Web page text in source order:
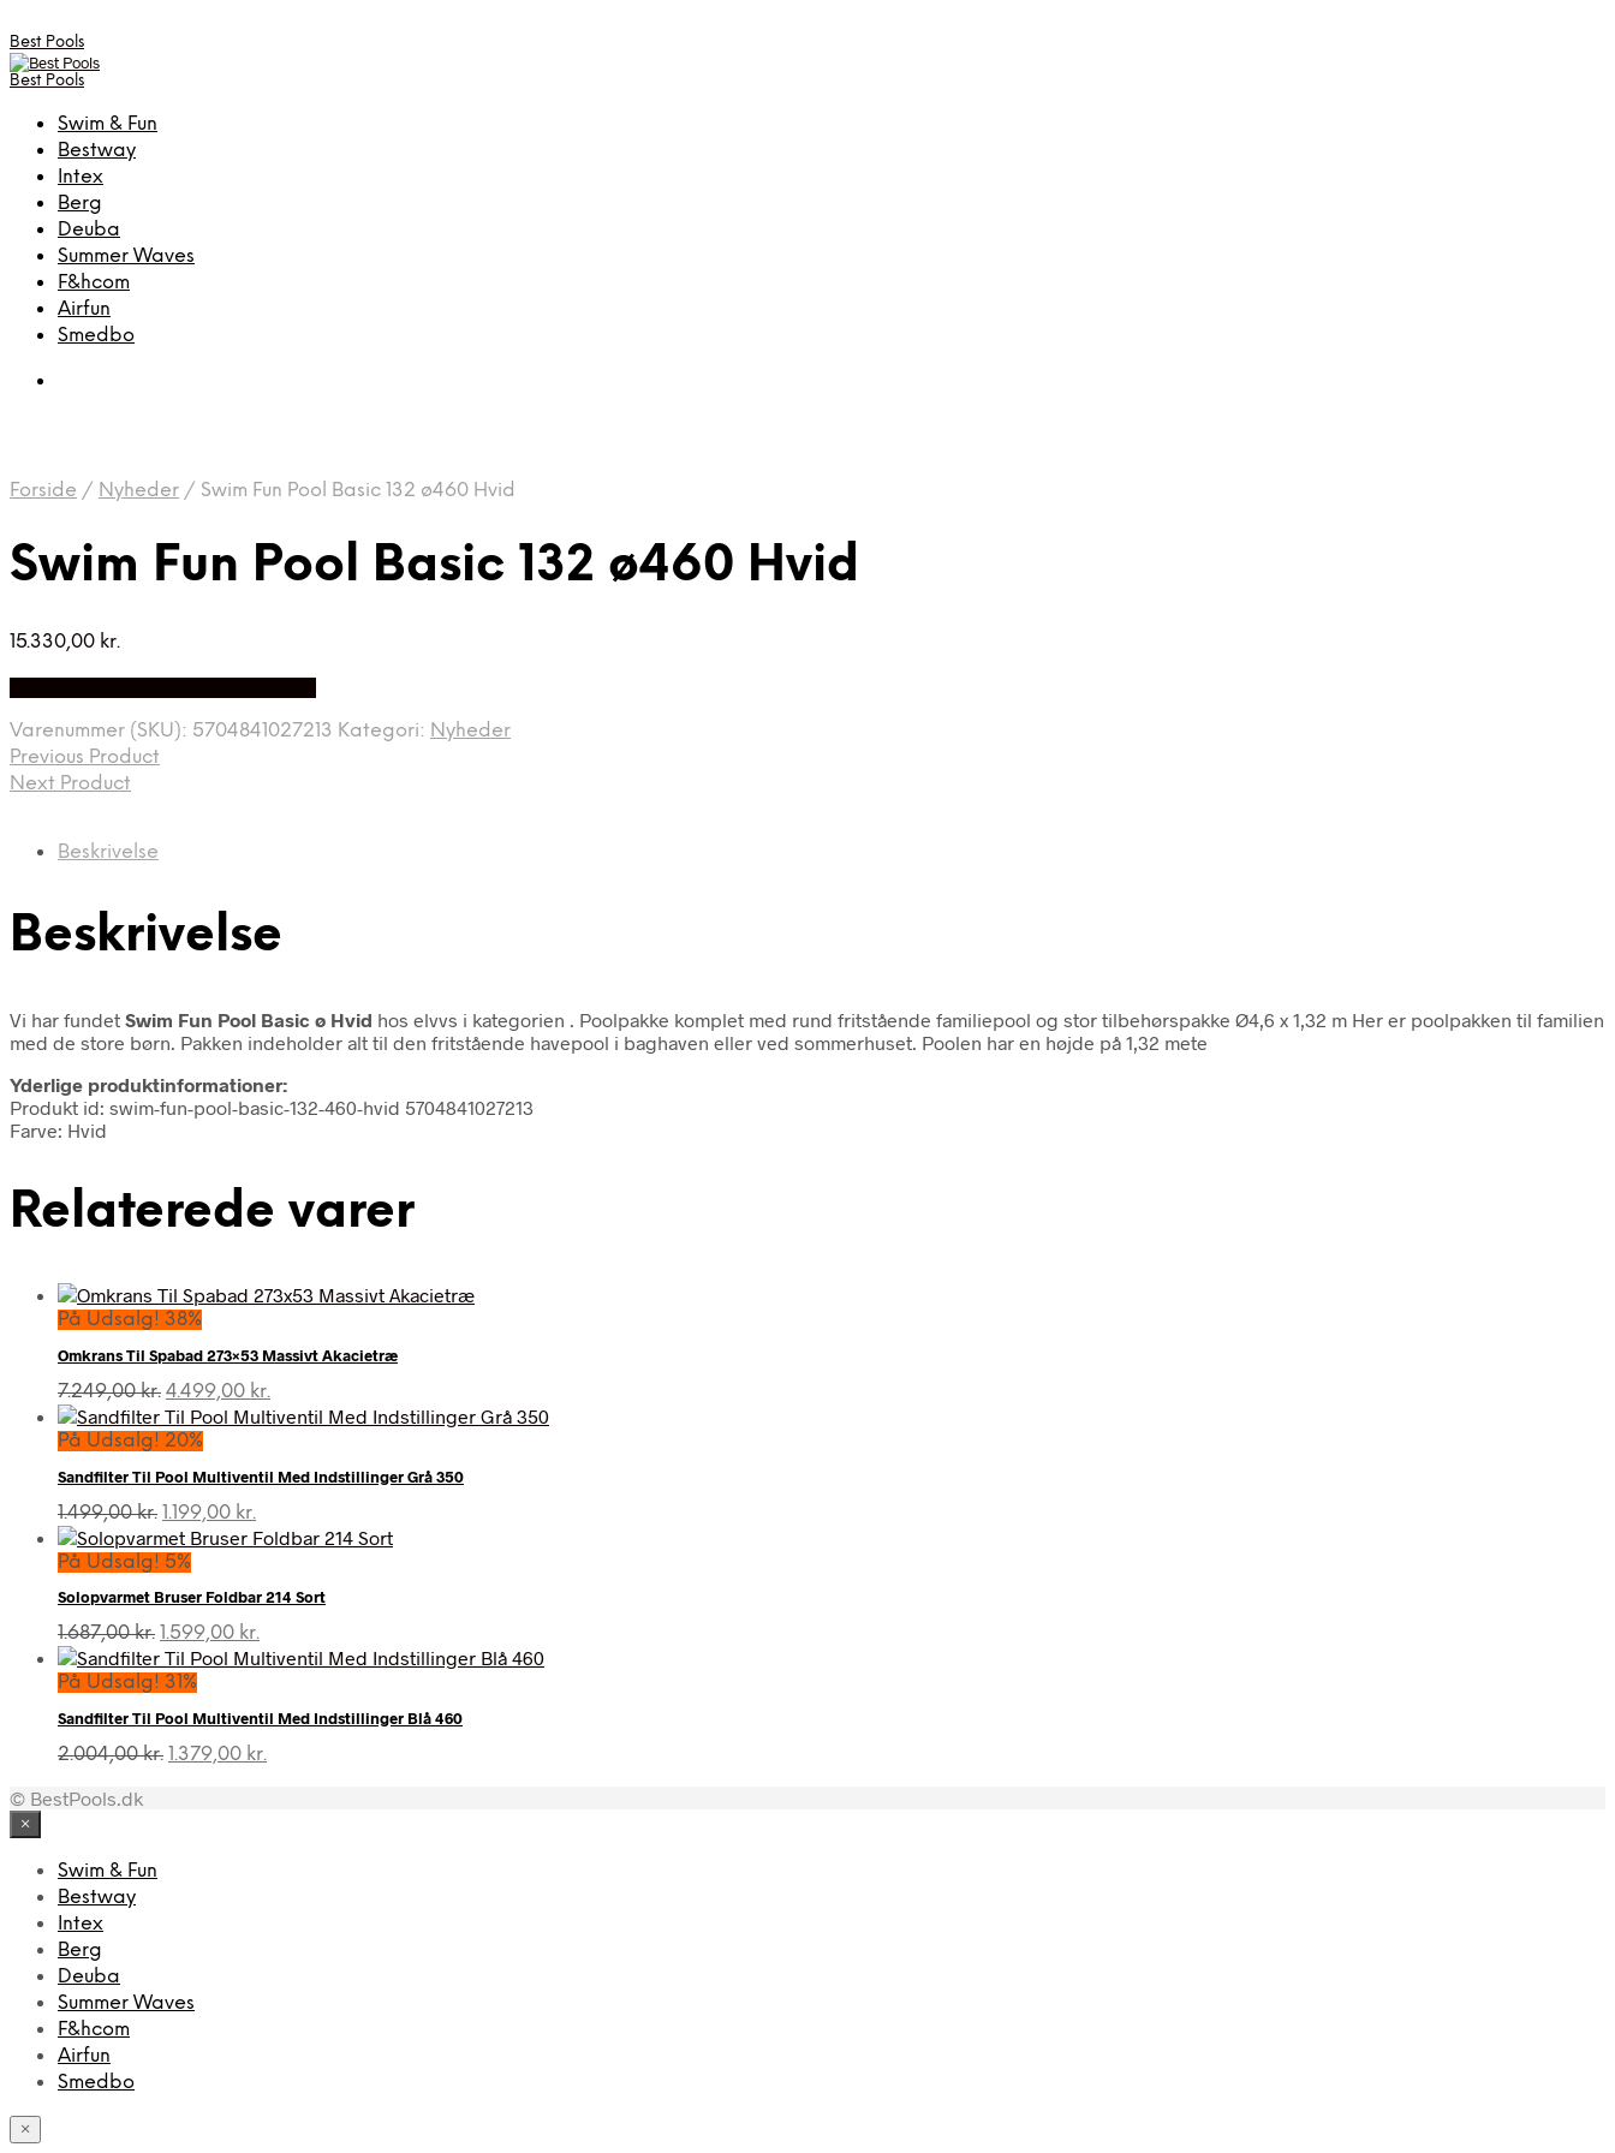
Best Pools
Best Pools
Swim & Fun
Bestway
Intex
Berg
Deuba
Summer Waves
F&hcom
Airfun
Smedbo
Forside / Nyheder / Swim Fun Pool Basic 132 ø460 Hvid
Swim Fun Pool Basic 132 ø460 Hvid
15.330,00 kr.
Varenummer (SKU): 5704841027213 Kategori: Nyheder
Previous Product
Next Product
Beskrivelse
Beskrivelse
Vi har fundet Swim Fun Pool Basic ø Hvid hos elvvs i kategorien
. Poolpakke komplet med rund fritstående familiepool og stor tilbehørspakke Ø4,6 x 1,32 m Her er poolpakken til familien
med de store børn. Pakken indeholder alt til den fritstående havepool i baghaven eller ved sommerhuset. Poolen har en højde på 1,32 mete
Yderlige produktinformationer:
Produkt id: swim-fun-pool-basic-132-460-hvid 5704841027213
Farve: Hvid
Relaterede varer
På Udsalg! 38%
Omkrans Til Spabad 273×53 Massivt Akacietræ
7.249,00kr. Den
oprindelige
pris
7.249,00 kr..
4.499,00 kr.
aktuelle
4.499,00 kr..
På Udsalg! 20%
Sandfilter Til Pool Multiventil Med Indstillinger Grå 350
1.499,00kr. Den
oprindelige
pris
1.499,00 kr..
1.199,00 kr.
aktuelle
1.199,00 kr..
På Udsalg! 5%
Solopvarmet Bruser Foldbar 214 Sort
1.687,00kr. Den
oprindelige
pris
1.687,00 kr..
1.599,00 kr.
aktuelle
1.599,00 kr..
På Udsalg! 31%
Sandfilter Til Pool Multiventil Med Indstillinger Blå 460
2.004,00kr. Den
1.379,00 kr.
© BestPools.dk
×
Swim & Fun
Bestway
Intex
Berg
Deuba
Summer Waves
F&hcom
Airfun
Smedbo
×